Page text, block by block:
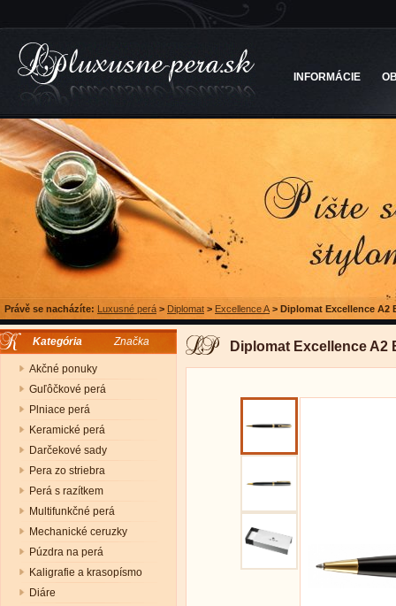
INFORMÁCIE
Právě se nacházíte: Luxusné perá > Diplomat > Excellence A > Diplomat Excellence A2
Kategória Značka
Akčné ponuky
Guľôčkové perá
Plniace perá
Keramické perá
Darčekové sady
Pera zo striebra
Perá s razítkem
Multifunkčné perá
Mechanické ceruzky
Púzdra na perá
Kaligrafie a krasopísmo
Diáre
Diplomat Excellence